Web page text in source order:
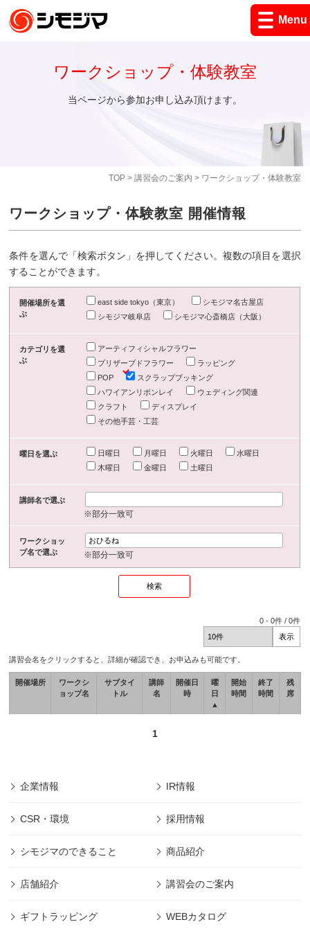
Menu
TOP> 講習会のご案内 > ワークショップ・体験教室
ワークショップ・体験教室
当ページから参加お申し込み頂けます。
ワークショップ・体験教室 開催情報
条件を選んで「検索ボタン」を押してください。複数の項目を選択
することができます。
開催場所を選
ぶ
east side tokyo（東京）
シモジマ名古屋店
シモジマ岐阜店
シモジマ心斎橋店（大阪）
カテゴリを選
ぶ
アーティフィシャルフラワー
プリザーブドフラワー
ラッピング
POP
スクラップブッキング
ハワイアンリボンレイ
ウェディング関連
クラフト
ディスプレイ
その他手芸・工芸
曜日を選ぶ 日曜日 月曜日 火曜日
水曜日
木曜日
金曜日 土曜日
講師名で選ぶ
※部分一致可
ワークショッ
プ名で選ぶ
※部分一致可
0 -0件 /0件
講習会名をクリックすると、詳細が確認でき、お申込みも可能です。
開催場所
ワークシ
ョップ名
サブタイ
トル
講師
名
開催日
時
曜
日
▲
開始
時間
終了
時間
残
席
1
企業情報 IR情報
CSR・環境 採用情報
シモジマのできること 商品紹介
店舗紹介 講習会のご案内
ギフトラッピング WEBカタログ